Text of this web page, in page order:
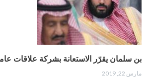
بن سلمان يقرّر الاستعانة بشركة علاقات
مارس 22, 2019